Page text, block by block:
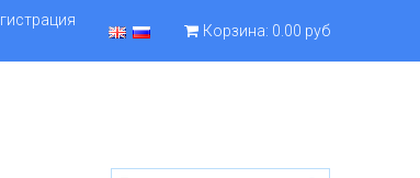
Корзина: 0.00 руб